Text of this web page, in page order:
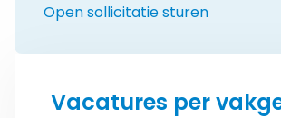
Open sollicitatie sturen
Vacatures per